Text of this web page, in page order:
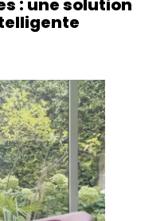
: une solution